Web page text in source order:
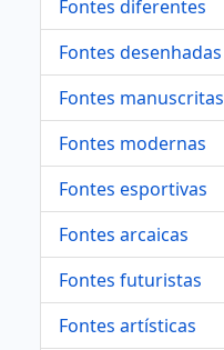
Fontes diferentes
Fontes desenhadas
Fontes manuscritas
Fontes modernas
Fontes esportivas
Fontes arcaicas
Fontes futuristas
Fontes artísticas